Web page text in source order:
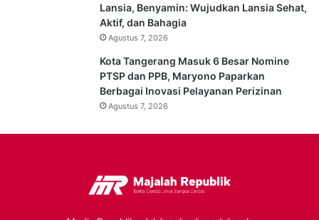
Lansia, Benyamin: Wujudkan Lansia Sehat,
Aktif, dan Bahagia
Agustus 7, 2026
Kota Tangerang Masuk 6 Besar Nomine
PTSP dan PPB, Maryono Paparkan
Berbagai Inovasi Pelayanan Perizinan
Agustus 7, 2026